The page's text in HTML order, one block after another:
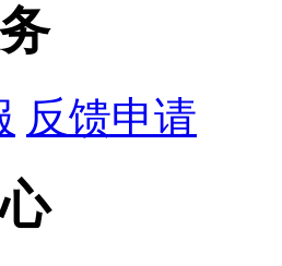
反馈申请